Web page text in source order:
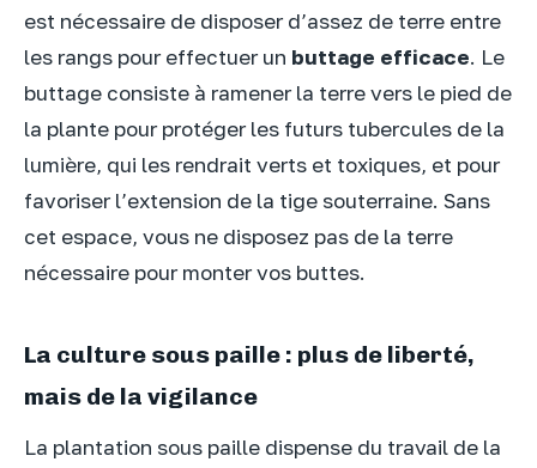
est nécessaire de disposer d’assez de terre entre
les rangs pour effectuer un buttage efficace. Le
buttage consiste à ramener la terre vers le pied de
la plante pour protéger les futurs tubercules de la
lumière, qui les rendrait verts et toxiques, et pour
favoriser l’extension de la tige souterraine. Sans
cet espace, vous ne disposez pas de la terre
nécessaire pour monter vos buttes.
La culture sous paille : plus de liberté,
mais de la vigilance
La plantation sous paille dispense du travail de la